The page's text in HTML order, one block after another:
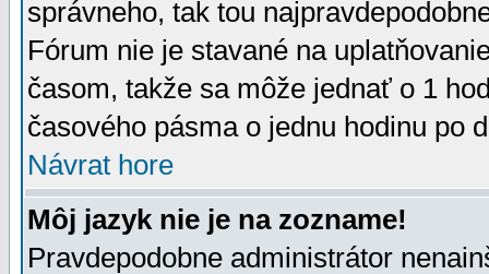
správneho, tak tou
Fórum nie je stavané na
časom, takže sa môže jednať o 1
časového pásma o jednu hodinu po
Návrat hore
Môj jazyk nie je na zozname!
Pravdepodobne administrátor